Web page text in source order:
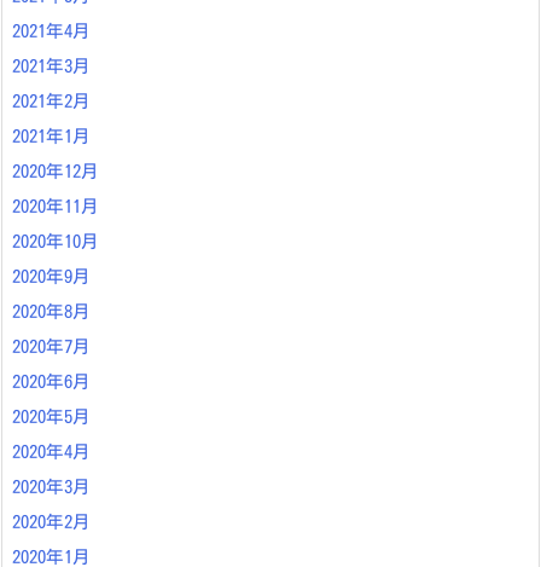
2021年4月
2021年3月
2021年2月
2021年1月
2020年12月
2020年11月
2020年10月
2020年9月
2020年8月
2020年7月
2020年6月
2020年5月
2020年4月
2020年3月
2020年2月
2020年1月